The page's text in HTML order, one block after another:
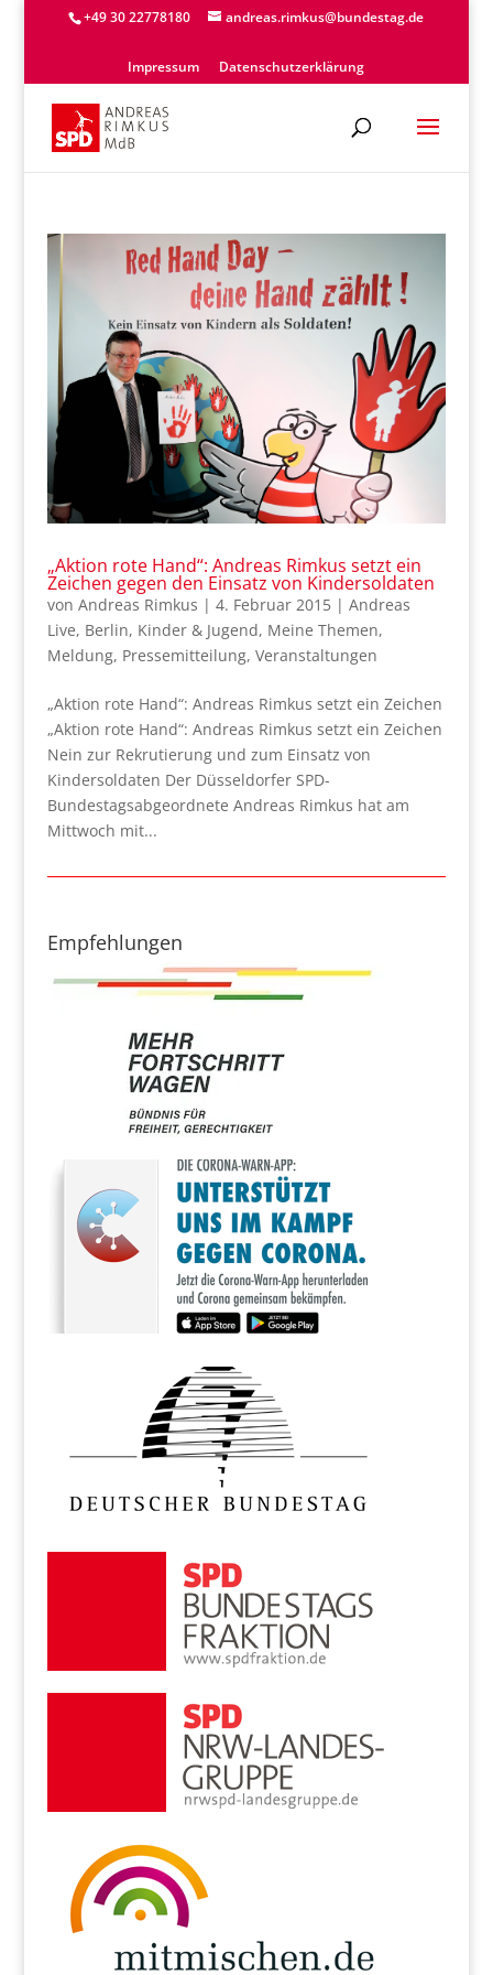
+49 30 22778180 andreas.rimkus@bundestag.de
Impressum Datenschutzerklärung
„Aktion rote Hand“: Andreas Rimkus setzt ein
Zeichen gegen den Einsatz von Kindersoldaten
von Andreas Rimkus | 4. Februar 2015| Andreas
Live, Berlin, Kinder & Jugend, Meine Themen,
Meldung, Pressemitteilung, Veranstaltungen
„Aktion rote Hand“: Andreas Rimkus setzt ein Zeichen
„Aktion rote Hand“: Andreas Rimkus setzt ein Zeichen
Nein zur Rekrutierung und zum Einsatz von
Kindersoldaten Der Düsseldorfer SPD-
Bundestagsabgeordnete Andreas Rimkus hat am
Mittwoch mit...
Empfehlungen